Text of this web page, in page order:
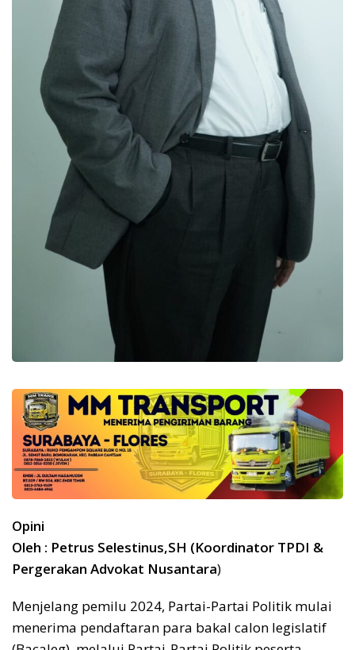
Opini
Oleh : Petrus Selestinus,SH (Koordinator TPDI &
Pergerakan Advokat Nusantara)
Menjelang pemilu 2024, Partai-Partai Politik mulai
menerima pendaftaran para bakal calon legislatif